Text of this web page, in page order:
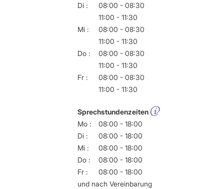
Di :
08:00 - 08:30
11:00 - 11:30
Mi :
08:00 - 08:30
11:00 - 11:30
Do :
08:00 - 08:30
11:00 - 11:30
Fr :
08:00 - 08:30
11:00 - 11:30
Sprechstundenzeiten
Mo :
08:00 - 18:00
Di :
08:00 - 18:00
Mi :
08:00 - 18:00
Do :
08:00 - 18:00
Fr :
08:00 - 18:00
und nach Vereinbarung